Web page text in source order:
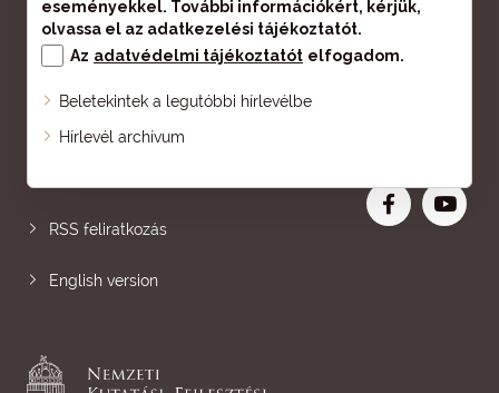
eseményekkel. További információkért, kérjük,
olvassa el az adatkezelési tájékoztatót.
Az adatvédelmi tájékoztatót elfogadom.
Beletekintek a legutóbbi hírlevélbe
Hírlevél archívum
Oldaltérkép
RSS feliratkozás
English version